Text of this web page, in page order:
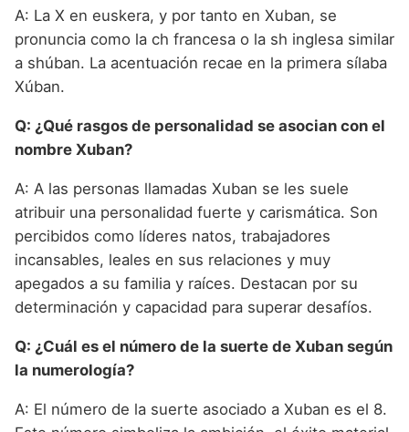
A: La X en euskera, y por tanto en Xuban, se
pronuncia como la ch francesa o la sh inglesa similar
a shúban. La acentuación recae en la primera sílaba
Xúban.
Q: ¿Qué rasgos de personalidad se asocian con el
nombre Xuban?
A: A las personas llamadas Xuban se les suele
atribuir una personalidad fuerte y carismática. Son
percibidos como líderes natos, trabajadores
incansables, leales en sus relaciones y muy
apegados a su familia y raíces. Destacan por su
determinación y capacidad para superar desafíos.
Q: ¿Cuál es el número de la suerte de Xuban según
la numerología?
A: El número de la suerte asociado a Xuban es el 8.